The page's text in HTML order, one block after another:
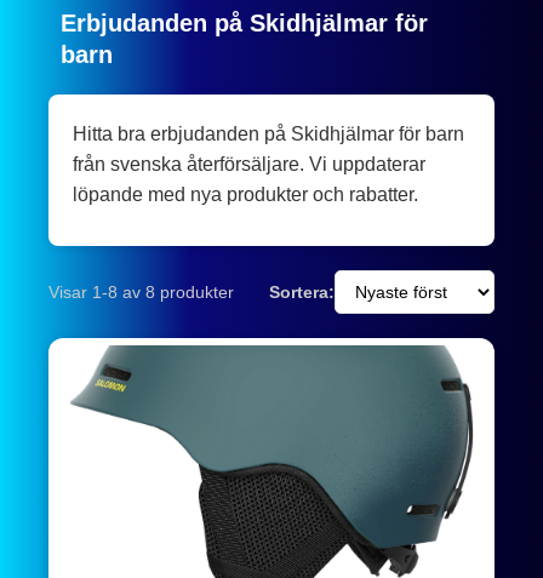
Erbjudanden på Skidhjälmar för
barn
Hitta bra erbjudanden på Skidhjälmar för barn
från svenska återförsäljare. Vi uppdaterar
löpande med nya produkter och rabatter.
Visar 1-8 av 8 produkter Sortera: